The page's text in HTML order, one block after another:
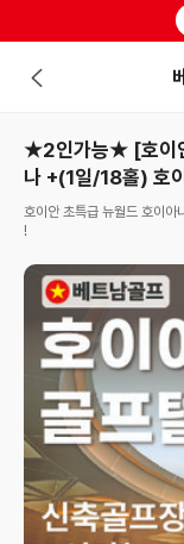
★2인가능★ [호이
나 +(1일/18홀) 호
호이안 초특급 뉴월드 호이
!